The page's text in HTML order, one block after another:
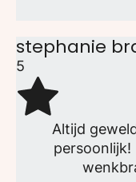
stephanie
5
Altijd
persoonlijk!